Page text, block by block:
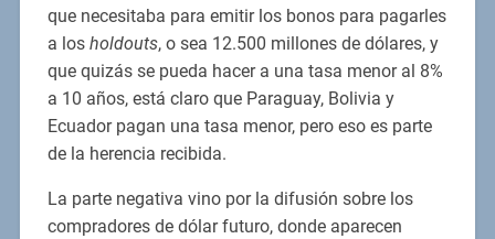
que necesitaba para emitir los bonos para pagarles
a los holdouts, o sea 12.500 millones de dólares, y
que quizás se pueda hacer a una tasa menor al 8%
a 10 años, está claro que Paraguay, Bolivia y
Ecuador pagan una tasa menor, pero eso es parte
de la herencia recibida.
La parte negativa vino por la difusión sobre los
compradores de dólar futuro, donde aparecen